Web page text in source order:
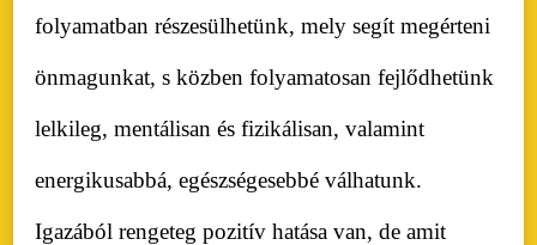
folyamatban részesülhetünk, mely segít megérteni
önmagunkat, s közben folyamatosan fejlődhetünk
lelkileg, mentálisan és fizikálisan, valamint
energikusabbá, egészségesebbé válhatunk.
Igazából rengeteg pozitív hatása van, de amit